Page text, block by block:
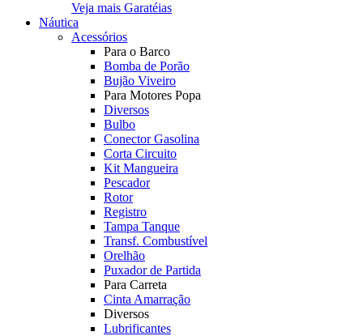
Veja mais Garatéias
Náutica
Acessórios
Para o Barco
Bomba de Porão
Bujão Viveiro
Para Motores Popa
Diversos
Bulbo
Conector Gasolina
Corta Circuito
Kit Mangueira
Pescador
Rotor
Registro
Tampa Tanque
Transf. Combustível
Orelhão
Puxador de Partida
Para Carreta
Cinta Amarração
Diversos
Lubrificantes